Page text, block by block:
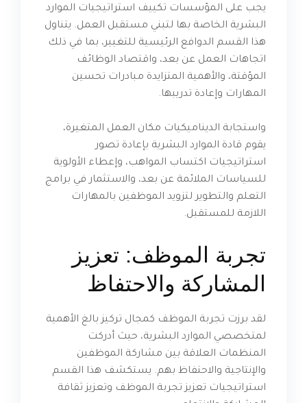
يجب على المؤسسات تكييف استراتيجيات الموارد
البشرية الخاصة بها لتبني مستقبل العمل. يتناول
هذا القسم الدوافع الرئيسية للتغيير، بما في ذلك
اتجاهات العمل عن بعد، واقتصاد الوظائف
المؤقتة، والأهمية المتزايدة مبادرات تحسين
المهارات وإعادة تدريبها.
واستجابة الديناميكيات مكان العمل المتغيرة،
يقوم قادة الموارد البشرية بإعادة تصور
استراتيجيات اكتساب المواهب، وإعطاء الأولوية
للسياسات الملائمة عن بعد، والاستثمار في برامج
التعلم والتطوير لتزويد الموظفين بالمهارات
اللازمة للمستقبل.
تجربة الموظف: تعزيز
المشاركة والاحتفاظ
لقد برزت تجربة الموظف كمجال تركيز بالغ الأهمية
لمتخصصي الموارد البشرية، حيث أدركت
المنظمات العلاقة بين مشاركة الموظفين
والإنتاجية والاحتفاظ بهم. يستكشف هذا القسم
استراتيجيات تعزيز تجربة الموظف وتعزيز ثقافة